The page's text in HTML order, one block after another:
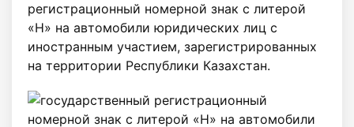
регистрационный номерной знак с литерой
«Н» на автомобили юридических лиц с
иностранным участием, зарегистрированных
на территории Республики Казахстан.